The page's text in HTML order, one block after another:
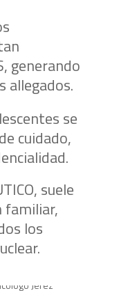
generando
allegados.
se
cuidado,
suele
familiar,
los